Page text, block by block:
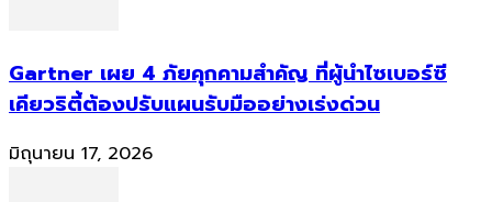
Gartner เผย 4 ภัยคุกคามสำคัญ ที่ผู้นำไซเบอร์ซี
เคียวริตี้ต้องปรับแผนรับมืออย่างเร่งด่วน
มิถุนายน 17, 2026